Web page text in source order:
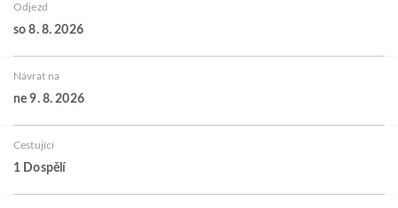
Odjezd
so 8. 8. 2026
Návrat na
ne 9. 8. 2026
Cestující
1 Dospělí